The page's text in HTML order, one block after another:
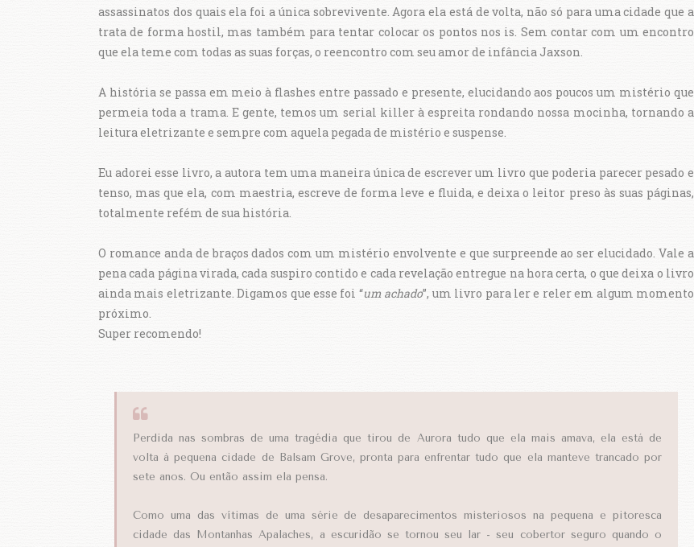
assassinatos dos quais ela foi a única sobrevivente. Agora ela está de volta, não só para uma cidade que a
trata de forma hostil, mas também para tentar colocar os pontos nos is. Sem contar com um encontro
que ela teme com todas as suas forças, o reencontro com seu amor de infância Jaxson.
A história se passa em meio à flashes entre passado e presente, elucidando aos poucos um mistério que
permeia toda a trama. E gente, temos um serial killer à espreita rondando nossa mocinha, tornando a
leitura eletrizante e sempre com aquela pegada de mistério e suspense.
Eu adorei esse livro, a autora tem uma maneira única de escrever um livro que poderia parecer pesado e
tenso, mas que ela, com maestria, escreve de forma leve e fluida, e deixa o leitor preso às suas páginas,
totalmente refém de sua história.
O romance anda de braços dados com um mistério envolvente e que surpreende ao ser elucidado. Vale a
pena cada página virada, cada suspiro contido e cada revelação entregue na hora certa, o que deixa o livro
ainda mais eletrizante. Digamos que esse foi “um achado”, um livro para ler e reler em algum momento
próximo.
Super recomendo!
Perdida nas sombras de uma tragédia que tirou de Aurora tudo que ela mais amava, ela está de
volta à pequena cidade de Balsam Grove, pronta para enfrentar tudo que ela manteve trancado por
sete anos. Ou então assim ela pensa.
Como uma das vítimas de uma série de desaparecimentos misteriosos na pequena e pitoresca
cidade das Montanhas Apalaches, a escuridão se tornou seu lar - seu cobertor seguro quando o